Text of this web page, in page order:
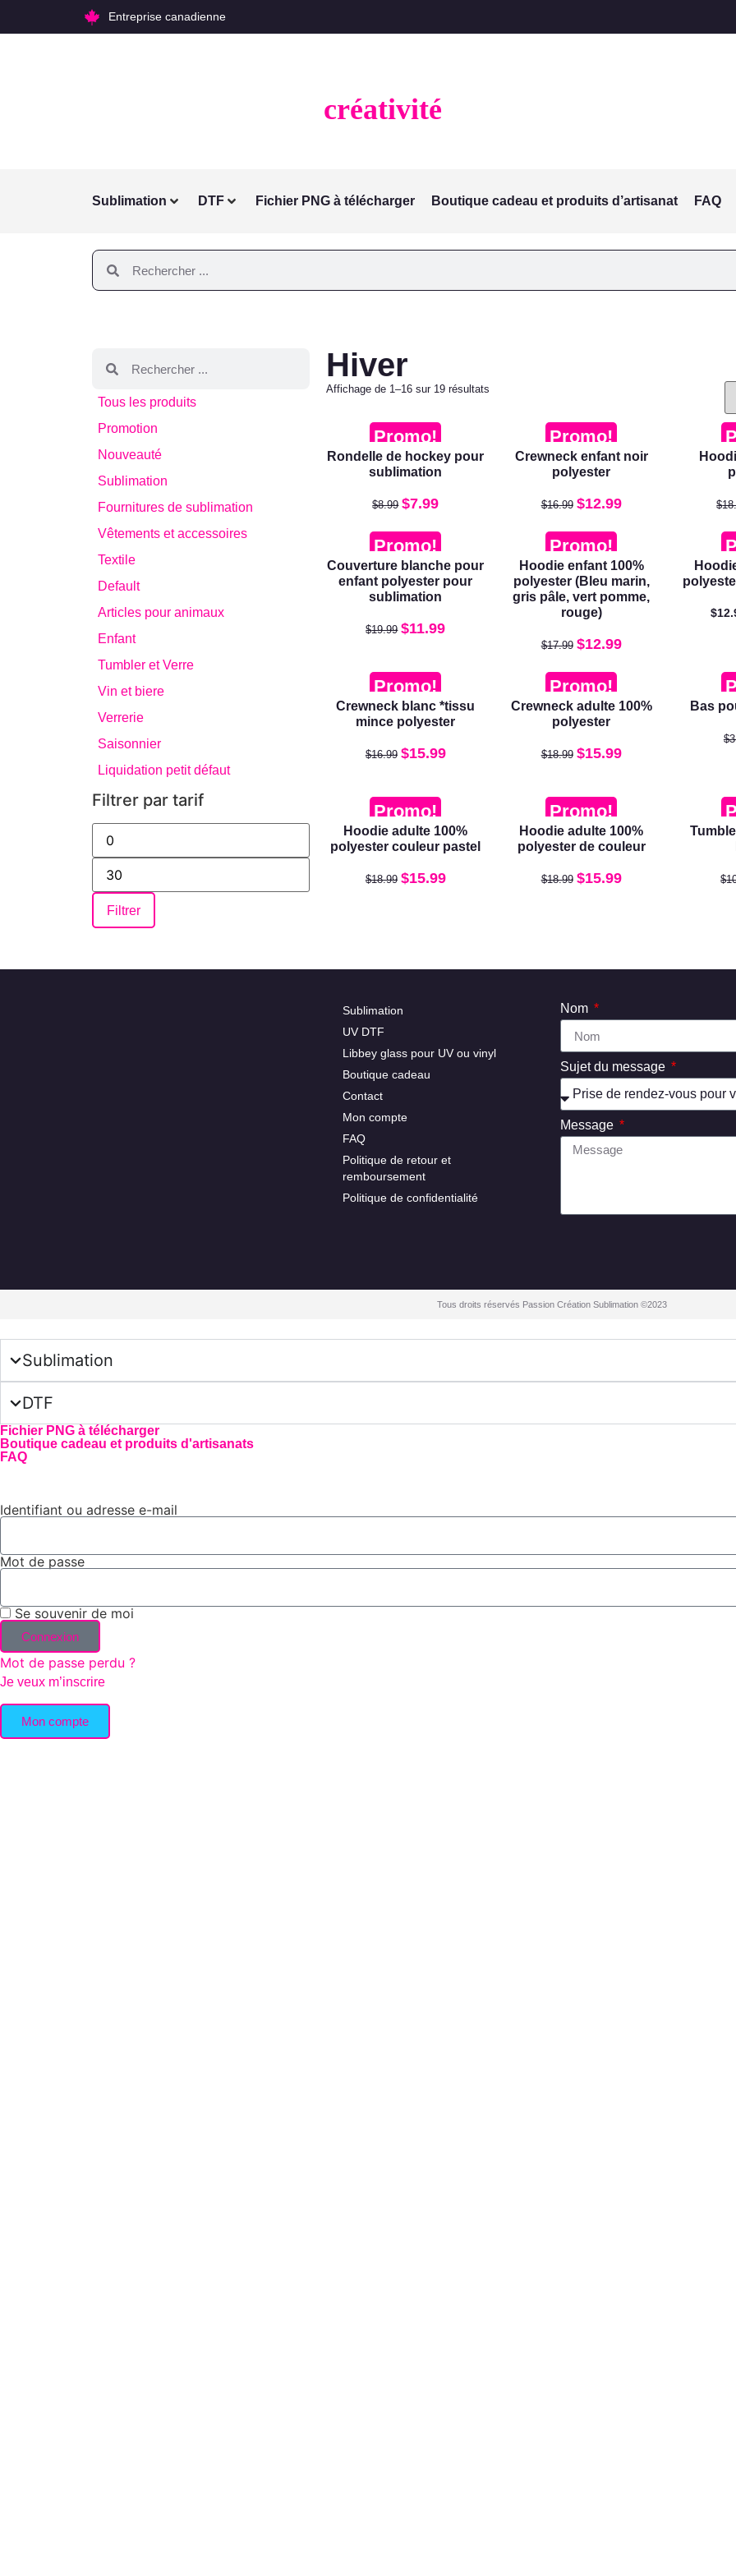
Entreprise canadienne
créativité
Sublimation DTF Fichier PNG à télécharger Boutique cadeau et produits d’artisanat FAQ
Tous les produits
Promotion
Nouveauté
Sublimation
Fournitures de sublimation
Vêtements et accessoires
Textile
Default
Articles pour animaux
Enfant
Tumbler et Verre
Vin et biere
Verrerie
Saisonnier
Liquidation petit défaut
Filtrer par tarif
Filtrer
Hiver
Affichage de 1–16 sur 19 résultats
Promo!
Rondelle de hockey pour
sublimation
$8.99 $7.99
Promo!
Crewneck enfant noir
polyester
$16.99 $12.99 $
Promo!
Couverture blanche pour
enfant polyester pour
sublimation
$19.99 $11.99
Promo!
Hoodie enfant 100%
polyester (Bleu marin,
gris pâle, vert pomme,
rouge)
$17.99 $12.99
$
Promo!
Crewneck blanc *tissu
mince polyester
$16.99 $15.99
Promo!
Crewneck adulte 100%
polyester
$18.99 $15.99
Bas
$
Promo!
Hoodie adulte 100%
polyester couleur pastel
$18.99 $15.99
Promo!
Hoodie adulte 100%
polyester de couleur
$18.99 $15.99 $
Sublimation
UV DTF
Libbey glass pour UV ou vinyl
Boutique cadeau
Contact
Mon compte
FAQ
Politique de retour et
remboursement
Politique de confidentialité
Nom
Sujet du message
Message
Tous droits réservés Passion Création Sublimation ©2023
Sublimation
DTF
Fichier PNG à télécharger
Boutique cadeau et produits d'artisanats
FAQ
Identifiant ou adresse e-mail
Mot de passe
Se souvenir de moi
Connexion
Mot de passe perdu ?
Je veux m’inscrire
Mon compte